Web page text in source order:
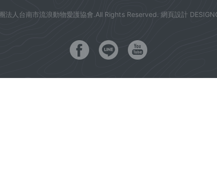
人台南市流浪動物愛護協會.All Rights Reserved. 網頁設計